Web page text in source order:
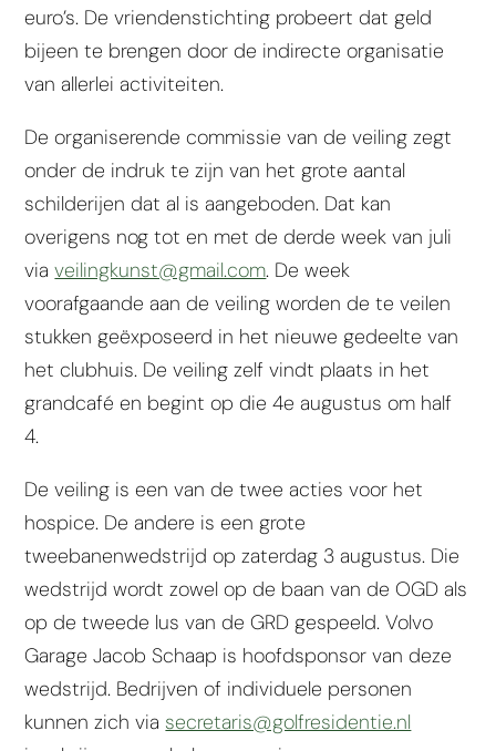
euro’s. De vriendenstichting probeert dat geld
bijeen te brengen door de indirecte organisatie
van allerlei activiteiten.
De organiserende commissie van de veiling zegt
onder de indruk te zijn van het grote aantal
schilderijen dat al is aangeboden. Dat kan
overigens nog tot en met de derde week van juli
viaveilingkunst@gmail.com. De week
voorafgaande aan de veiling worden de te veilen
stukken geëxposeerd in het nieuwe gedeelte van
het clubhuis. De veiling zelf vindt plaats in het
grandcafé en begint op die 4e augustus om half
4.
De veiling is een van de twee acties voor het
hospice. De andere is een grote
tweebanenwedstrijd op zaterdag 3 augustus. Die
wedstrijd wordt zowel op de baan van de OGD als
op de tweede lus van de GRD gespeeld. Volvo
Garage Jacob Schaap is hoofdsponsor van deze
wedstrijd. Bedrijven of individuele personen
kunnen zich via secretaris@golfresidentie.nl